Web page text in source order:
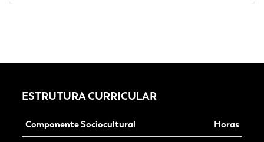
ESTRUTURA CURRICULAR
Componente Sociocultural Horas